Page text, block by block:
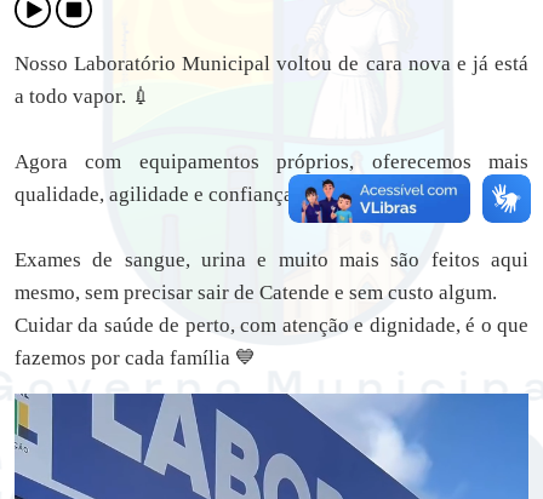
Nosso Laboratório Municipal voltou de cara nova e já está
a todo vapor. 💉
Agora com equipamentos próprios, oferecemos mais
qualidade, agilidade e confiança nos resultados.
Exames de sangue, urina e muito mais são feitos aqui
mesmo, sem precisar sair de Catende e sem custo algum.
Cuidar da saúde de perto, com atenção e dignidade, é o que
fazemos por cada família 💙